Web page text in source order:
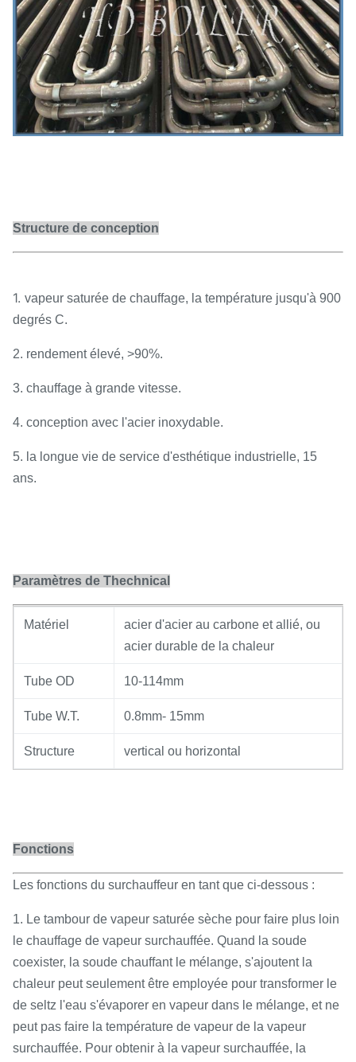
Structure de conception
1. vapeur saturée de chauffage, la température jusqu'à 900
degrés C.
2. rendement élevé, >90%.
3. chauffage à grande vitesse.
4. conception avec l'acier inoxydable.
5. la longue vie de service d'esthétique industrielle, 15
ans.
Paramètres de Thechnical
Matériel
acier d'acier au carbone et allié, ou
acier durable de la chaleur
Tube OD 10-114mm
Tube W.T. 0.8mm- 15mm
Structure vertical ou horizontal
Fonctions
Les fonctions du surchauffeur en tant que ci-dessous :
1. Le tambour de vapeur saturée sèche pour faire plus loin
le chauffage de vapeur surchauffée. Quand la soude
coexister, la soude chauffant le mélange, s'ajoutent la
chaleur peut seulement être employée pour transformer le
de seltz l'eau s'évaporer en vapeur dans le mélange, et ne
peut pas faire la température de vapeur de la vapeur
surchauffée. Pour obtenir à la vapeur surchauffée, la